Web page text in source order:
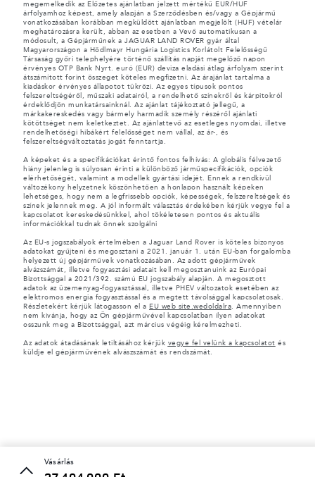
vásárlás
megemelkedik az Előzetes ajánlatban jelzett mértékű EUR/HUF
árfolyamhoz képest, amely alapján a Szerződésben és/vagy a Gépjármű
vonatkozásában korábban megküldött ajánlatban megjelölt (HUF) vételár
meghatározásra került, abban az esetben a Vevő automatikusan a
módosult, a Gépjárműnek a JAGUAR LAND ROVER gyár által
Magyarországon a Hödlmayr Hungária Logistics Korlátolt Felelősségű
Társaság győri telephelyére történő szállítás napját megelőző napon
érvényes OTP Bank Nyrt. euró (EUR) deviza eladási átlag árfolyam szerint
átszámított forint összeget köteles megfizetni. Az árajánlat tartalma a
kiadáskor érvényes állapotot tükrözi. Az egyes típusok pontos
felszereltségéről, műszaki adatairól, a rendelhető színekről és kárpitokról
érdeklődjön munkatársainknál. Az ajánlat tájékoztató jellegű, a
márkakereskedés vagy bármely harmadik személy részéről ajánlati
kötöttséget nem keletkeztet. Az ajánlattevő az esetleges nyomdai, illetve
rendelhetőségi hibákért felelősséget nem vállal, az ár-, és
felszereltségváltoztatás jogát fenntartja.
A képeket és a specifikációkat érintő fontos felhívás: A globális félvezető
hiány jelenleg is súlyosan érinti a különböző járműspecifikációk, opciók
elérhetőségét, valamint a modellek gyártási idejét. Ennek a rendkívül
változékony helyzetnek köszönhetően a honlapon használt képeken
lehetséges, hogy nem a legfrissebb opciók, képességek, felszereltségek és
színek jelennek meg. A jól informált választás érdekében kérjük vegye fel a
kapcsolatot kereskedésünkkel, ahol tökéletesen pontos és aktuális
információkkal tudnak önnek szolgálni
Az EU-s jogszabályok értelmében a Jaguar Land Rover is köteles bizonyos
adatokat gyűjteni és megosztani a 2021. január 1. után EU-ban forgalomba
helyezett új gépjárművek vonatkozásában. Az adott gépjárművek
alvázszámát, illetve fogyasztási adatait kell megosztanuink az Európai
Bizottsággal a 2021/392. számú EU jogszabály alapján. A megosztott
adatok az üzemenyag-fogyasztással, illetve PHEV változatok esetében az
elektromos energia fogyasztással és a megtett távolsággal kapcsolatosak.
Részletekért kérjük látogasson el a EU web site.wedoldalra. Amennyiben
nem kivánja, hogy az Ön gépjárművével kapcsolatban ilyen adatokat
osszunk meg a Bizottsággal, azt március végéig kérelmezheti.
Az adatok átadásának letiltásához kérjük vegye fel velünk a kapcsolatot és
küldje el gépjárművének alvászszámát és rendszámát.